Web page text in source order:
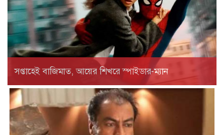
সপ্তাহেই বাজিমাত, আয়ের শিখরে স্পাইডার-ম্যান